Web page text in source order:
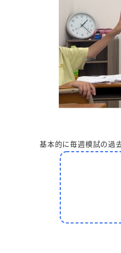
基本的に毎週模試の過